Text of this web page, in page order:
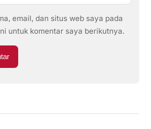
email, dan situs web saya pada
untuk komentar saya berikutnya.